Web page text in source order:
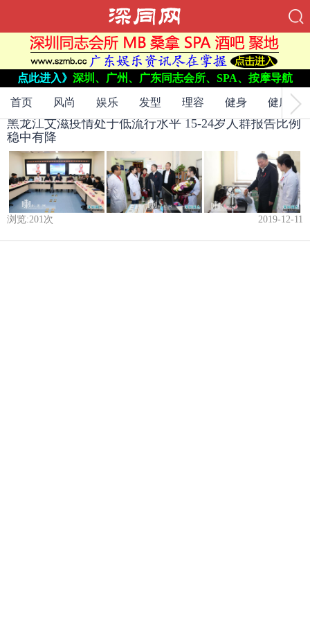
点此进入》 深圳、广州、广东同志会所、SPA、按摩导航
首页 风尚 娱乐 发型 理容 健身 健康
当前位置： 网站首页 ->
黑龙江艾滋疫情处于低流行水平 15-24岁人群报告比例
稳中有降
浏览:201 次 2019-12-11